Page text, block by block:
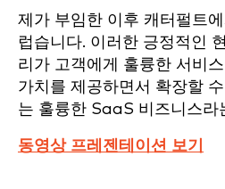
제가 부임한 이후 캐터펄트
럽습니다. 이러한 긍정적인
리가 고객에게 훌륭한 서비
가치를 제공하면서 확장할
는 훌륭한 SaaS 비즈니스라
동영상 프레젠테이션 보기